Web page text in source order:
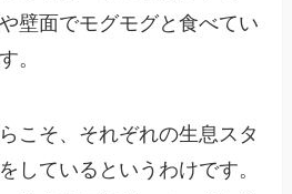
壁面でモグモグと食べてい
。
こそ、それぞれの生息スタ
しているというわけです。